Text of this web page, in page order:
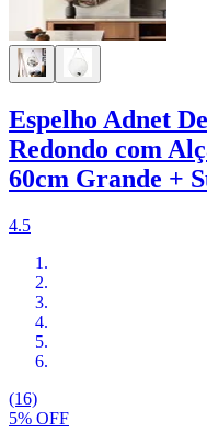
Espelho Adnet
Redondo com
60cm Grande +
4.5
(16)
5% OFF